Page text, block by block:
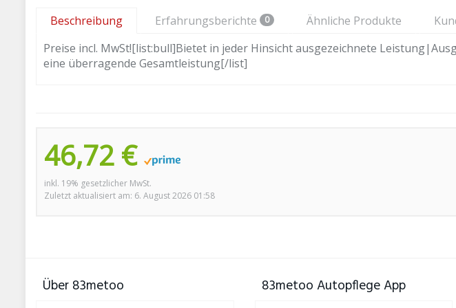
Beschreibung Erfahrungsberichte 0 Ähnliche Produkte
Preise incl. MwSt![list:bull]Bietet in jeder Hinsicht ausgezeichnete
eine überragende Gesamtleistung[/list]
46,72 €
inkl. 19% gesetzlicher MwSt.
Zuletzt aktualisiert am: 6. August 2026 01:58
Über 83metoo 83metoo Autopflege App